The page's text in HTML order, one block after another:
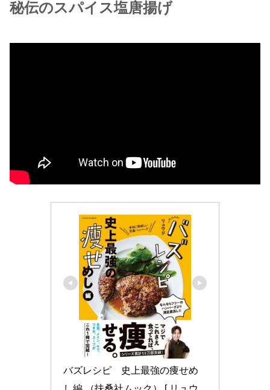
秘伝のスパイス塩唐揚げ
バズレシピ　史上最強の痩せめ